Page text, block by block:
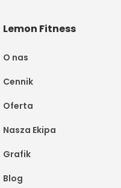
Lemon Fitness
O nas
Cennik
Oferta
Nasza Ekipa
Grafik
Blog